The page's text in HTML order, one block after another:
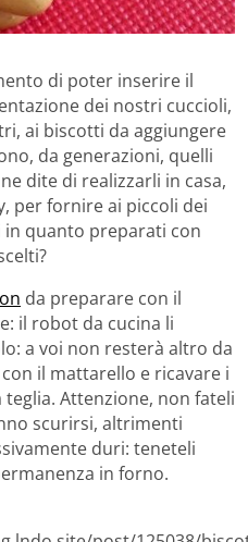
di poter inserire il
dei nostri cuccioli,
ai biscotti da aggiungere
da generazioni, quelli
dite di realizzarli in casa,
per fornire ai piccoli dei
in quanto preparati con
da preparare con il
il robot da cucina li
a voi non resterà altro da
il mattarello e ricavare i
Attenzione, non fateli
scurirsi, altrimenti
duri: teneteli
in forno.